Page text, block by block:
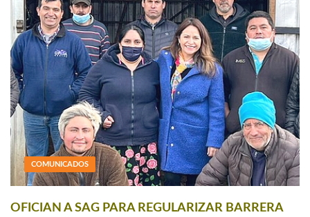
COMUNICADOS
OFICIAN A SAG PARA REGULARIZAR BARRERA